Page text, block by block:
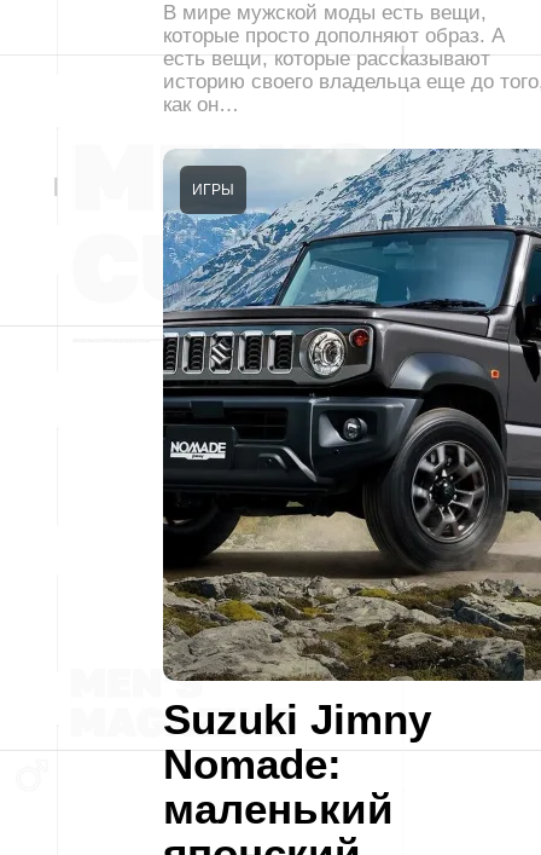
В мире мужской моды есть вещи,
которые просто дополняют образ. А
есть вещи, которые рассказывают
историю своего владельца еще до
как он…
Suzuki Jimny
Nomade:
маленький
ИГРЫ